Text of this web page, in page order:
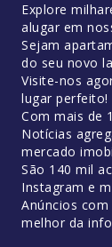
Explore
alugar em
Sejam
do seu novo
Visite-nos
lugar perfeito!
Com mais de
Notícias
mercado
São 140 mil
Instagram e
Anúncios
melhor da